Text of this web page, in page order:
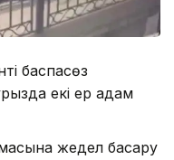
баспасөз
екі ер адам
жедел басқару